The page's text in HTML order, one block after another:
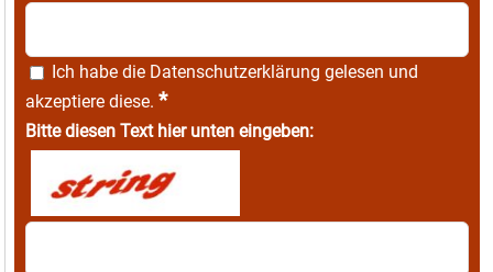
Ich habe die Datenschutzerklärung gelesen und
akzeptiere diese. *
Bitte diesen Text hier unten eingeben: